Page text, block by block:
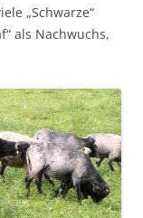
„Schwarze“
als Nachwuchs,